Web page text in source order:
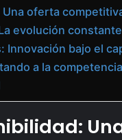
oferta
evolución
Innovación bajo el
a la competencia